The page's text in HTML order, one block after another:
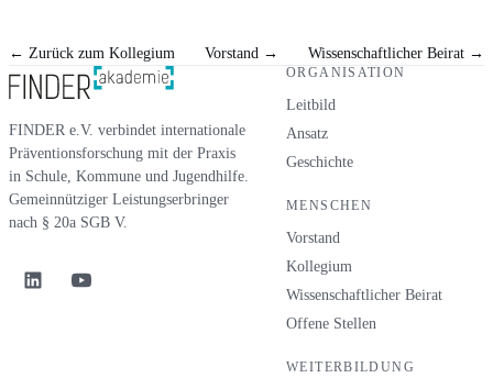
← Zurück zum Kollegium Vorstand → Wissenschaftlicher Beirat →
FINDER e.V. verbindet internationale
Präventionsforschung mit der Praxis
in Schule, Kommune und Jugendhilfe.
Gemeinnütziger Leistungserbringer
nach § 20a SGB V.
ORGANISATION
Leitbild
Ansatz
Geschichte
MENSCHEN
Vorstand
Kollegium
Wissenschaftlicher Beirat
Offene Stellen
WEITERBILDUNG